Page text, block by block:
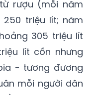
kể. Trong đó, tỷ
chất từ bia đang
rượu (mỗi năm
triệu lít; năm
305 triệu lít
lít cồn nhưng